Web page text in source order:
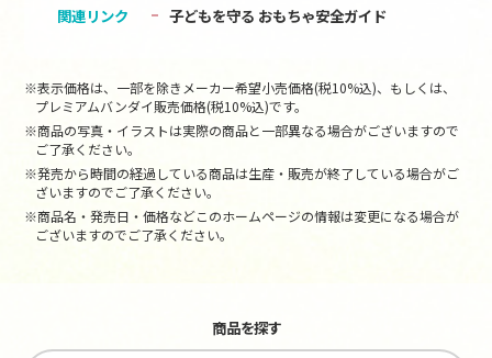
関連リンク 子どもを守る おもちゃ安全ガイド
※表示価格は、一部を除きメーカー希望小売価格(税10%込)、もしくは、
プレミアムバンダイ販売価格(税10%込)です。
※商品の写真・イラストは実際の商品と一部異なる場合がございますので
ご了承ください。
※発売から時間の経過している商品は生産・販売が終了している場合がご
ざいますのでご了承ください。
※商品名・発売日・価格などこのホームページの情報は変更になる場合が
ございますのでご了承ください。
商品を探す